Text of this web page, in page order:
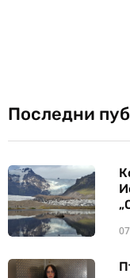
Последни